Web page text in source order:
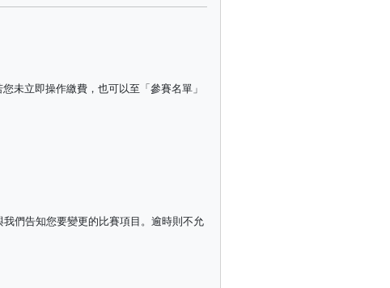
未立即操作繳費，也可以至「參賽名單」
我們告知您要變更的比賽項目。逾時則不允